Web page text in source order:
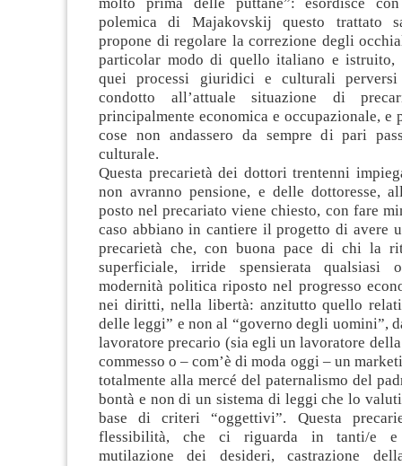
molto prima delle puttane”: esordisce
polemica di Majakovskij questo trattato
propone di regolare la correzione degli
particolar modo di quello italiano e
quei processi giuridici e culturali
condotto all’attuale situazione di
principalmente economica e occupazionale, e
cose non andassero da sempre di pari
culturale.
Questa precarietà dei dottori trentenni
non avranno pensione, e delle dottoresse,
posto nel precariato viene chiesto, con fare
caso abbiano in cantiere il progetto di avere
precarietà che, con buona pace di chi la
superficiale, irride spensierata qualsiasi
modernità politica riposto nel progresso
nei diritti, nella libertà: anzitutto quello
delle leggi” e non al “governo degli uomini”,
lavoratore precario (sia egli un lavoratore
commesso o – com’è di moda oggi – un
totalmente alla mercé del paternalismo del
bontà e non di un sistema di leggi che lo
base di criteri “oggettivi”. Questa
flessibilità, che ci riguarda in tanti/e
mutilazione dei desideri, castrazione